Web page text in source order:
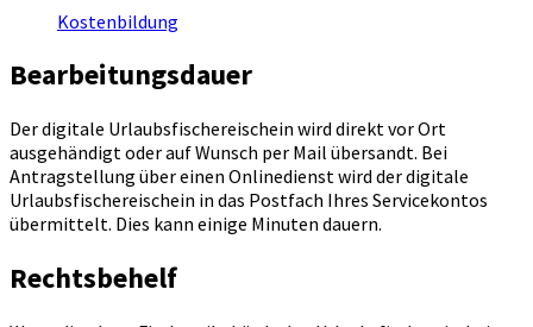
Kostenbildung
Bearbeitungsdauer
Der digitale Urlaubsfischereischein wird direkt vor Ort
ausgehändigt oder auf Wunsch per Mail übersandt. Bei
Antragstellung über einen Onlinedienst wird der digitale
Urlaubsfischereischein in das Postfach Ihres Servicekontos
übermittelt. Dies kann einige Minuten dauern.
Rechtsbehelf